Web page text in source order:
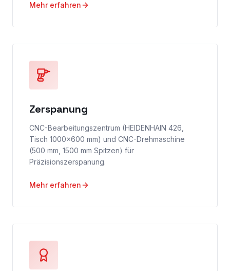
Mehr erfahren
Zerspanung
CNC-Bearbeitungszentrum (HEIDENHAIN 426,
Tisch 1000×600 mm) und CNC-Drehmaschine
(500 mm, 1500 mm Spitzen) für
Präzisionszerspanung.
Mehr erfahren